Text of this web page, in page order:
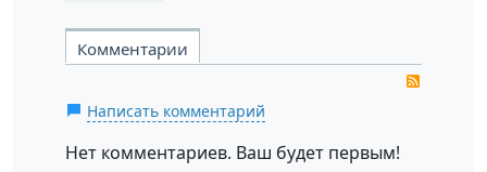
Комментарии
Написать комментарий
Нет комментариев. Ваш будет первым!